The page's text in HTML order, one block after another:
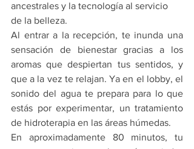
ancestrales y la tecnología al servicio
de la belleza.
Al entrar a la recepción, te inunda una
sensación de bienestar gracias a los
aromas que despiertan tus sentidos, y
que a la vez te relajan. Ya en el lobby, el
sonido del agua te prepara para lo que
estás por experimentar, un tratamiento
de hidroterapia en las áreas húmedas.
En aproximadamente 80 minutos, tu